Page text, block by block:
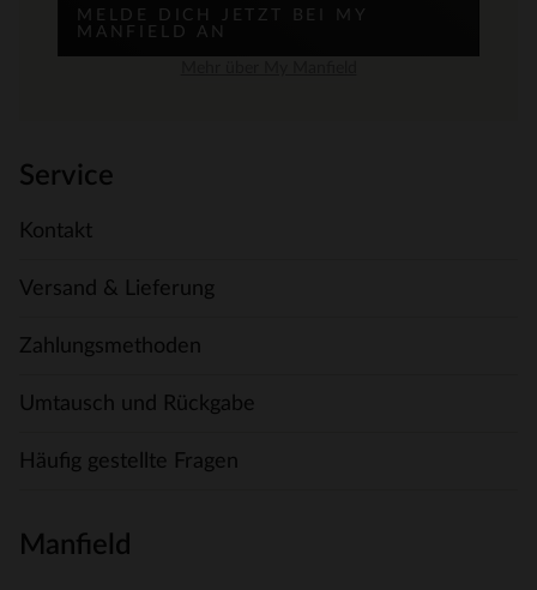
MELDE DICH JETZT BEI MY
MANFIELD AN
Service
Kontakt
Versand & Lieferung
Zahlungsmethoden
Umtausch und Rückgabe
Häufig gestellte Fragen
Manfield